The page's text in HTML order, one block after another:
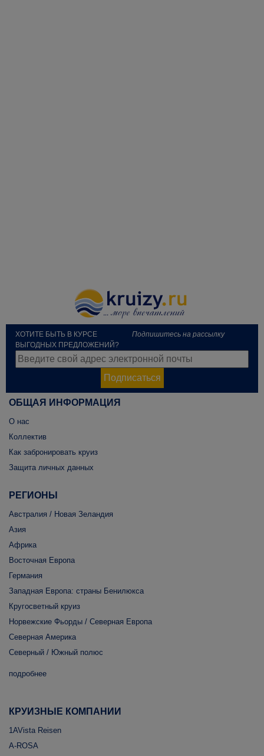
ХОТИТЕ БЫТЬ В КУРСЕ
ВЫГОДНЫХ ПРЕДЛОЖЕНИЙ?
Подпишитесь на рассылку
Подписаться
ОБЩАЯ ИНФОРМАЦИЯ
О нас
Коллектив
Как забронировать круиз
Защита личных данных
РЕГИОНЫ
Австралия / Новая Зеландия
Азия
Африка
Восточная Европа
Германия
Западная Европа: страны Бенилюкса
Кругосветный круиз
Норвежские Фьорды / Северная Европа
Северная Америка
Северный / Южный полюс
подробнее
КРУИЗНЫЕ КОМПАНИИ
1AVista Reisen
A-ROSA